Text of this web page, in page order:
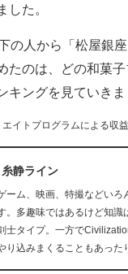
のヒント
かる
く分かる
専門サイト
総合サイト
較・事例
した。
の人から「松屋銀
たのは、どの和菓
キングを見ていきま
イトプログラムによる収
静ライン
ーム、映画、特撮などいろ
。多趣味ではあるけど知識
士タイプ。一方で
り込みまくることもあった